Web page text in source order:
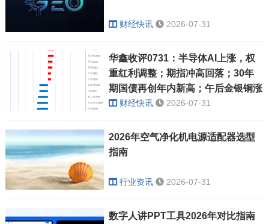
财经快讯 2026-07-31
华鑫收评0731：半导体AI上涨，权
重红利调整；期指冲高回落；30年
期国债再创年内新高；午后金银铜涨
幅收敛，双焦重挫创阶段新低
财经快讯 2026-07-31
2026年空气净化机电源适配器选型
指南
行业资讯 2026-07-31
数字人讲PPT工具2026年对比指南